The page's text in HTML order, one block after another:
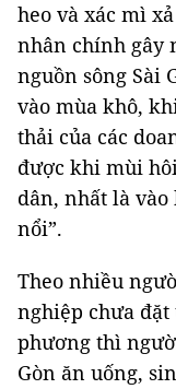
heo và xác mì
nhân chính gây
nguồn sông Sài
vào mùa khô,
thải của các
được khi mùi
dân, nhất là
nổi”.
Theo nhiều
nghiệp chưa
phương thì
Gòn ăn uống,